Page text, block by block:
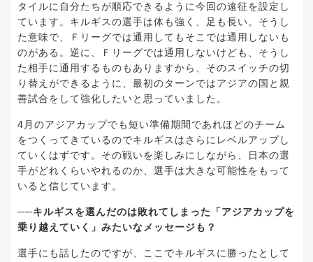
タイルに自分たちが順応できるように今回の遠征を設定し
ています。キルギスの選手は体も強く、足も長い。そうし
た意味で、Ｆリーグでは通用してもそこでは通用しないも
のがある。逆に、Ｆリーグでは通用しないけども、そうし
た相手に通用するものもありますから、そのスイッチの切
り替えができるように、最初のターンではアジアの国と親
善試合をして強化したいと思っていました。
4月のアジアカップでも短い準備期間であれほどのチーム
をつくってきているのでキルギスはさらにレベルアップし
ていくはずです。その戦いを楽しみにしながら、日本の選
手がどれくらいやれるのか、選手は大きな可能性をもって
いると信じています。
──キルギスを選んだのは敗れてしまった「アジアカップを
乗り越えていく」みたいなメッセージも？
選手にも話したのですが、ここでキルギスに勝ったとして